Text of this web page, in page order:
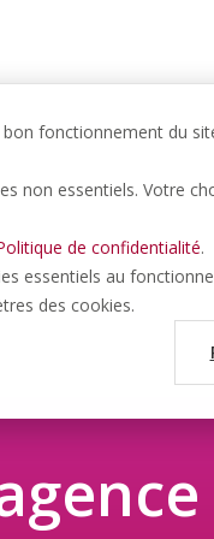
fonctionnement du
non essentiels. Votre
de confidentialité.
essentiels au
des cookies.